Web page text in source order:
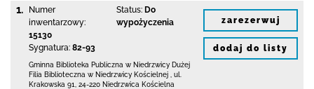
1.
Numer
inwentarzowy:
15130
Sygnatura: 82-93
Status: Do
wypożyczenia
Gminna Biblioteka Publiczna w Niedrzwicy Dużej
Filia Biblioteczna w Niedrzwicy Kościelnej
ul.
Krakowska 91
24-220 Niedrzwica Kościelna
zarezerwuj
dodaj do listy